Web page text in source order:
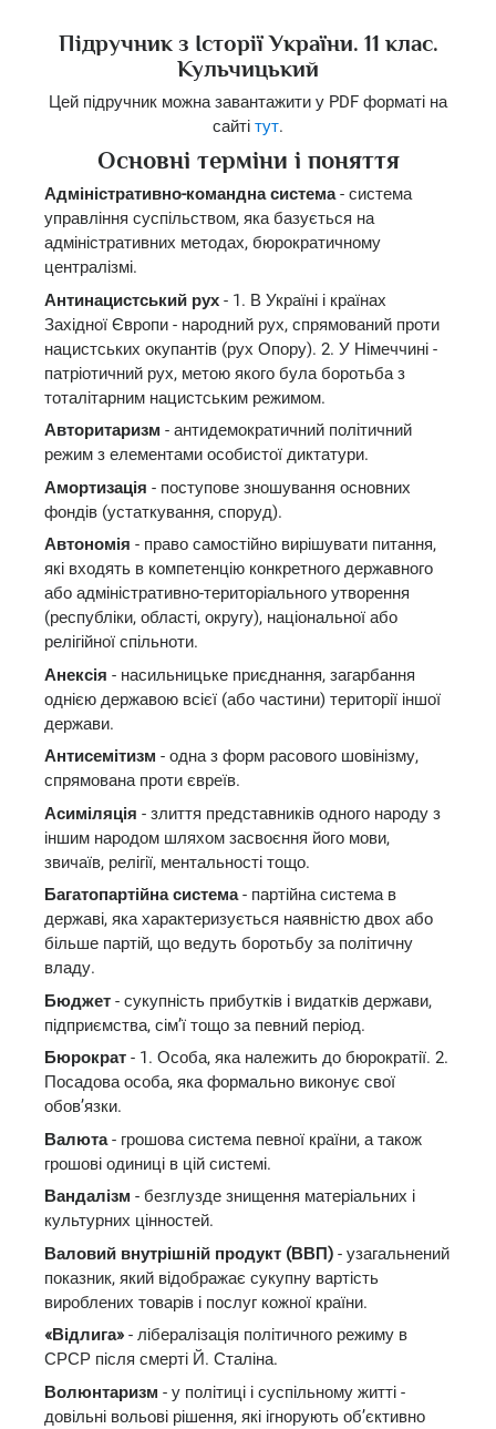
Підручник з Історії України. 11 клас.
Кульчицький
Цей підручник можна завантажити у PDF форматі на
сайті тут.
Основні терміни і поняття
Адміністративно-командна система- система
управління суспільством, яка базується на
адміністративних методах, бюрократичному
централізмі.
Антинацистський рух - 1. В Україні і країнах
Західної Європи - народний рух, спрямований проти
нацистських окупантів (рух Опору). 2. У Німеччині -
патріотичний рух, метою якого була боротьба з
тоталітарним нацистським режимом.
Авторитаризм - антидемократичний політичний
режим з елементами особистої диктатури.
Амортизація - поступове зношування основних
фондів (устаткування, споруд).
Автономія - право самостійно вирішувати питання,
які входять в компетенцію конкретного державного
або адміністративно-територіального утворення
(республіки, області, округу), національної або
релігійної спільноти.
Анексія - насильницьке приєднання, загарбання
однією державою всієї (або частини) території іншої
держави.
Антисемітизм - одна з форм расового шовінізму,
спрямована проти євреїв.
Асиміляція - злиття представників одного народу з
іншим народом шляхом засвоєння його мови,
звичаїв, релігії, ментальності тощо.
Багатопартійна система- партійна система в
державі, яка характеризується наявністю двох або
більше партій, що ведуть боротьбу за політичну
владу.
Бюджет - сукупність прибутків і видатків держави,
підприємства, сім’ї тощо за певний період.
Бюрократ - 1. Особа, яка належить до бюрократії. 2.
Посадова особа, яка формально виконує свої
обов’язки.
Валюта- грошова система певної країни, а також
грошові одиниці в цій системі.
Вандалізм - безглузде знищення матеріальних і
культурних цінностей.
Валовий внутрішній продукт (ВВП) - узагальнений
показник, який відображає сукупну вартість
вироблених товарів і послуг кожної країни.
«Відлига» - лібералізація політичного режиму в
СРСР після смерті Й. Сталіна.
Волюнтаризм - у політиці і суспільному житті -
довільні вольові рішення, які ігнорують об’єктивно